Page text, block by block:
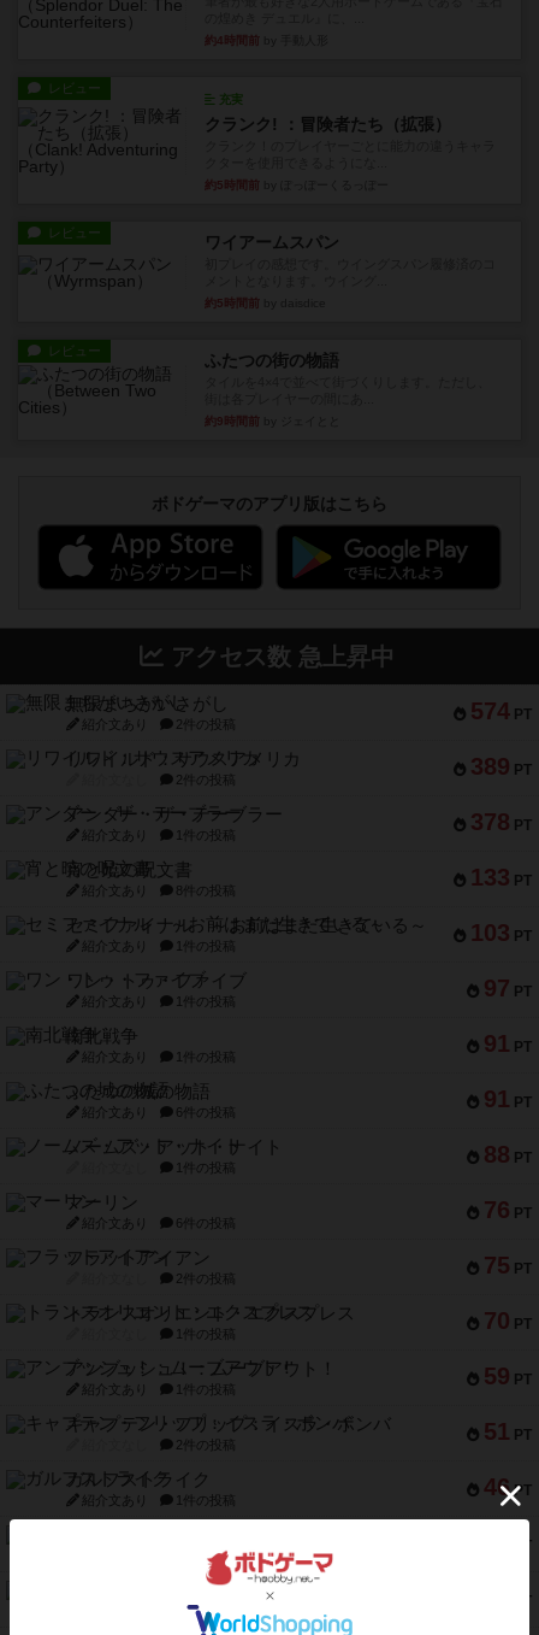
約4時間前
レビュー
充実
クランク! ：冒険者たち（拡張）
約5時間前
レビュー ワイアームスパン
約5時間前
レビュー ふたつの街の物語
約9時間前
ボドゲーマのアプリ版はこちら
アクセス数 急上昇中
574 PT
無限まちがいさがし
紹介文あり 2件の投稿
389 PT
リワイルド：サウスアメリカ
2件の投稿
378 PT
アンダー・ザ・テーブラー
紹介文あり 1件の投稿
133 PT
宵と暁の呪文書
紹介文あり 8件の投稿
103 PT
セミファイナル ～お前はまだ生きている～
紹介文あり 1件の投稿
97 PT
ワン・トゥ・ファイブ
紹介文あり 1件の投稿
91 PT
南北戦争
紹介文あり 1件の投稿
91 PT
ふたつの城の物語
紹介文あり 6件の投稿
88 PT
ノームズ・アット・ナイト
1件の投稿
76 PT
マーリン
紹介文あり 6件の投稿
75 PT
フラットアイアン
2件の投稿
70 PT
トランスオリエント・エクスプレス
1件の投稿
59 PT
アンブッシュ！：ムーブアウト！
紹介文あり 1件の投稿
51 PT
キャプテン・フリップ：イスラ・ボンバ
2件の投稿
46 PT
ガルフストライク
紹介文あり 1件の投稿
PT
8件の投稿
PT
12件の投稿